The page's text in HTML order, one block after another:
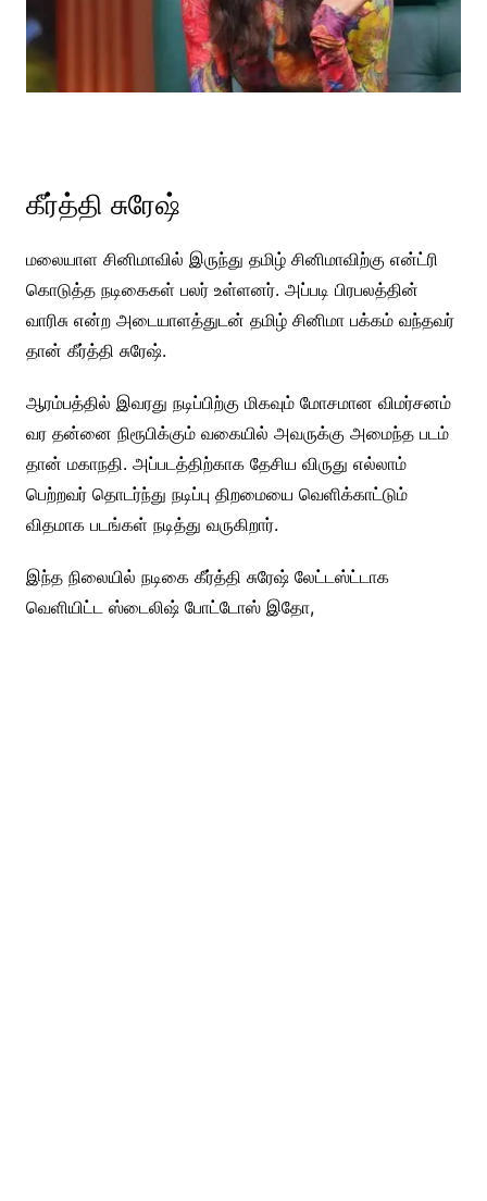
கீர்த்தி சுரேஷ்
மலையாள சினிமாவில் இருந்து தமிழ் சினிமாவிற்கு என்ட்ரி
கொடுத்த நடிகைகள் பலர் உள்ளனர். அப்படி பிரபலத்தின்
வாரிசு என்ற அடையாளத்துடன் தமிழ் சினிமா பக்கம் வந்தவர்
தான் கீர்த்தி சுரேஷ்.
ஆரம்பத்தில் இவரது நடிப்பிற்கு மிகவும் மோசமான விமர்சனம்
வர தன்னை நிரூபிக்கும் வகையில் அவருக்கு அமைந்த படம்
தான் மகாநதி. அப்படத்திற்காக தேசிய விருது எல்லாம்
பெற்றவர் தொடர்ந்து நடிப்பு திறமையை வெளிக்காட்டும்
விதமாக படங்கள் நடித்து வருகிறார்.
இந்த நிலையில் நடிகை கீர்த்தி சுரேஷ் லேட்டஸ்ட்டாக
வெளியிட்ட ஸ்டைலிஷ் போட்டோஸ் இதோ,